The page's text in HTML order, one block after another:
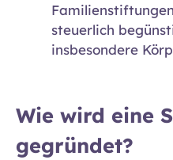
steuerlich
insbesondere
Wie wird eine
gegründet?